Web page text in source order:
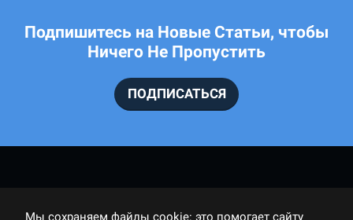
Подпишитесь на Новые Статьи, чтобы
Ничего Не Пропустить
ПОДПИСАТЬСЯ
Мы cохраняем файлы cookie: это помогает сайту